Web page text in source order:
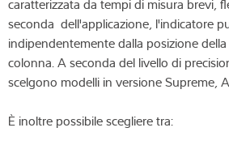
caratterizzata da tempi di misura brevi,
seconda dell'applicazione, l'indicatore
indipendentemente dalla posizione
colonna. A seconda del livello di
scelgono modelli in versione Supreme,
È inoltre possibile scegliere tra: